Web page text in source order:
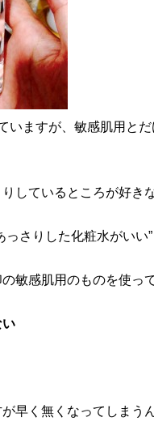
いますが、敏感肌用と
しているところが好き
っさりした化粧水がいい
敏感肌用のものを使っ
い
早く無くなってしまう